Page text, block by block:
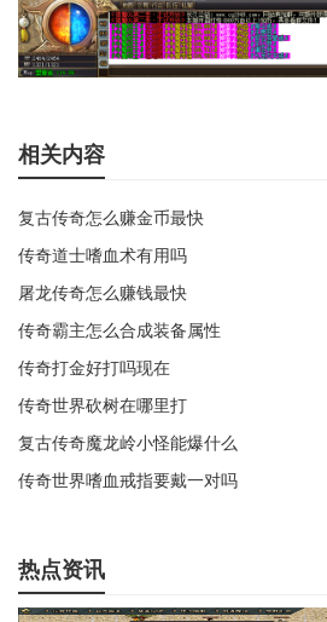
相关内容
复古传奇怎么赚金币最快
传奇道士嗜血术有用吗
屠龙传奇怎么赚钱最快
传奇霸主怎么合成装备属性
传奇打金好打吗现在
传奇世界砍树在哪里打
复古传奇魔龙岭小怪能爆什么
传奇世界嗜血戒指要戴一对吗
热点资讯